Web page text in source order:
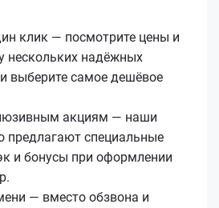
клик — посмотрите цены и
нескольких надёжных
выберите самое дешёвое
акциям — наши
предлагают специальные
и бонусы при оформлении
— вместо обзвона и